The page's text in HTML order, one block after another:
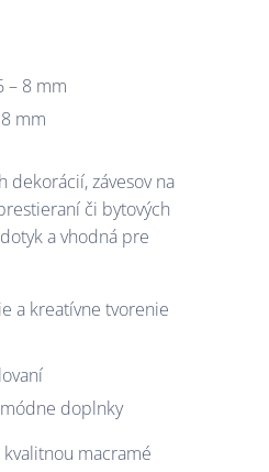
– 8 mm
mm
dekorácií, závesov na
či bytových
a vhodná pre
a kreatívne tvorenie
doplnky
macramé